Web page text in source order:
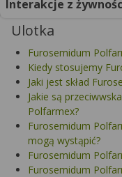
Interakcje z
Ulotka
Furosemidum
Kiedy stosujemy
Jaki jest skład
Jakie są
Polfarmex?
Furosemidum
mogą wystąpić?
Furosemidum
Furosemidum